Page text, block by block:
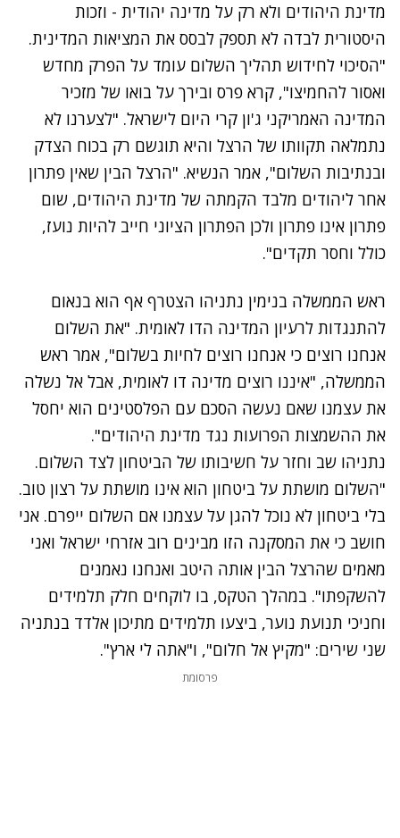
מדינת היהודים ולא רק על מדינה יהודית - וזכות
היסטורית לבדה לא תספק לבסס את המציאות המדינית.
"הסיכוי לחידוש תהליך השלום עומד על הפרק מחדש
ואסור להחמיצו", קרא פרס ובירך על בואו של מזכיר
המדינה האמריקני ג'ון קרי היום לישראל. "לצערנו לא
נתמלאה תקוותו של הרצל והיא תוגשם רק בכוח הצדק
ובנתיבות השלום", אמר הנשיא. "הרצל הבין שאין פתרון
אחר ליהודים מלבד הקמתה של מדינת היהודים, שום
פתרון אינו פתרון ולכן הפתרון הציוני חייב להיות נועז,
כולל וחסר תקדים".
נסה שוב
ראש הממשלה בנימין נתניהו הצטרף אף הוא בנאום
להתנגדות לרעיון המדינה הדו לאומית. "את השלום
אנחנו רוצים כי אנחנו רוצים לחיות בשלום", אמר ראש
הממשלה, "איננו רוצים מדינה דו לאומית, אבל אל נשלה
את עצמנו שאם נעשה הסכם עם הפלסטינים הוא יחסל
את ההשמצות הפרועות נגד מדינת היהודים".
נתניהו שב וחזר על חשיבותו של הביטחון לצד השלום.
"השלום מושתת על ביטחון הוא אינו מושתת על רצון טוב.
בלי ביטחון לא נוכל להגן על עצמנו אם השלום ייפרם. אני
חושב כי את המסקנה הזו מבינים רוב אזרחי ישראל ואני
מאמים שהרצל הבין אותה היטב ואנחנו נאמנים
להשקפתו". במהלך הטקס, בו לוקחים חלק תלמידים
וחניכי תנועת נוער, ביצעו תלמידים מתיכון אלדד בנתניה
שני שירים: "מקיץ אל חלום", ו"אתה לי ארץ".
פרסומת